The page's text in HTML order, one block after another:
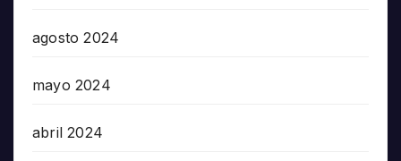
agosto 2024
mayo 2024
abril 2024